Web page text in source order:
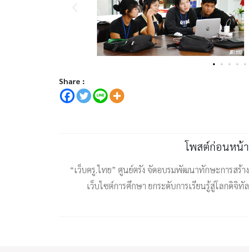
Share :
โพสต์ก่อนหน้า
“เว็บครู.ไทย” ศูนย์ตรัง จัดอบรมพัฒนาทักษะการสร้าง
เว็บไซต์การศึกษา ยกระดับการเรียนรู้สู่โลกดิจิทัล